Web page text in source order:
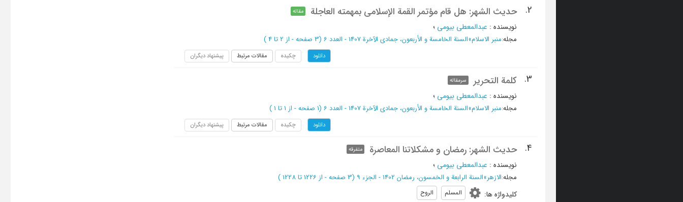
2. حدیث الشهر: هل قام مؤتمر القمة الإسلامی بمهمته العاجلة مقاله
نویسنده : عبدالمعطی بیومی ؛
مجله:منبر الاسلام»السنة الخامسة و الأربعون، جمادی الآخرة 1407 - العدد 6 (‎3 صفحه - از 2 تا 4 )
دانلود چکیده مقالات مرتبط پیشنهاد دیگران
3. کلمة التحریر سرمقاله
نویسنده : عبدالمعطی بیومی ؛
مجله:منبر الاسلام»السنة الخامسة و الأربعون، جمادی الآخرة 1407 - العدد 6 (‎1 صفحه - از 1 تا 1 )
دانلود چکیده مقالات مرتبط پیشنهاد دیگران
4. حدیث الشهر: رمضان و مشکلاتنا المعاصرة متفرقه
نویسنده : عبدالمعطی بیومی ؛
مجله:الازهر»السنة الرابعة و الخمسون، رمضان 1402 - الجزء 9 (‎3 صفحه - از 1226 تا 1228 )
کلیدواژه ها: المسلم الروح